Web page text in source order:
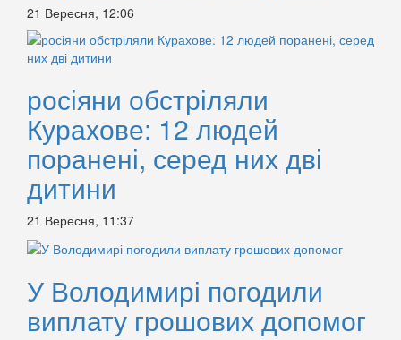
21 Вересня, 12:06
росіяни обстріляли
Курахове: 12 людей
поранені, серед них дві
дитини
21 Вересня, 11:37
У Володимирі погодили
виплату грошових допомог